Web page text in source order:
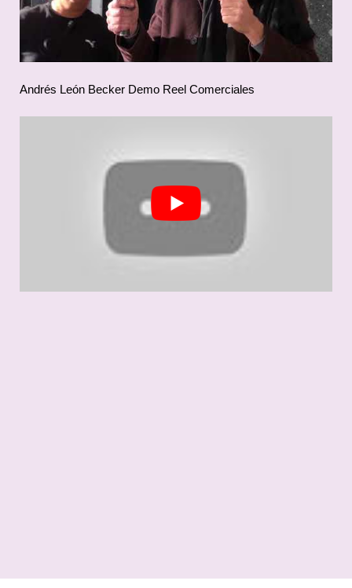
Andrés León Becker Demo Reel Comerciales